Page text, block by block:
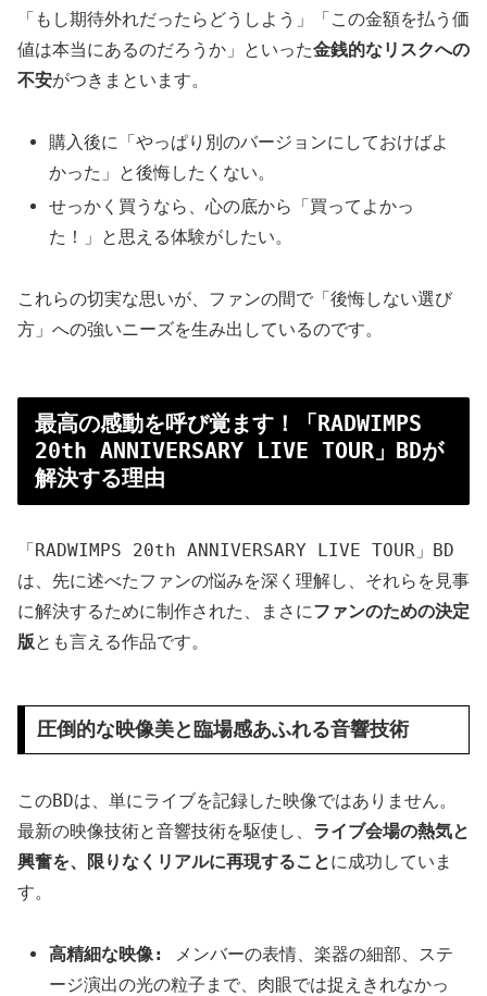
「もし期待外れだったらどうしよう」「この金額を払う価
値は本当にあるのだろうか」といった金銭的なリスクへの
不安がつきまといます。
購入後に「やっぱり別のバージョンにしておけばよ
かった」と後悔したくない。
せっかく買うなら、心の底から「買ってよかっ
た！」と思える体験がしたい。
これらの切実な思いが、ファンの間で「後悔しない選び
方」への強いニーズを生み出しているのです。
最高の感動を呼び覚ます！「RADWIMPS
20th ANNIVERSARY LIVE TOUR」BDが
解決する理由
「RADWIMPS 20th ANNIVERSARY LIVE TOUR」BD
は、先に述べたファンの悩みを深く理解し、それらを見事
に解決するために制作された、まさにファンのための決定
版とも言える作品です。
圧倒的な映像美と臨場感あふれる音響技術
このBDは、単にライブを記録した映像ではありません。
最新の映像技術と音響技術を駆使し、 ライブ会場の熱気と
興奮を、限りなくリアルに再現することに成功していま
す。
高精細な映像:
メンバーの表情、楽器の細部、ステ
ージ演出の光の粒子まで、肉眼では捉えきれなかっ